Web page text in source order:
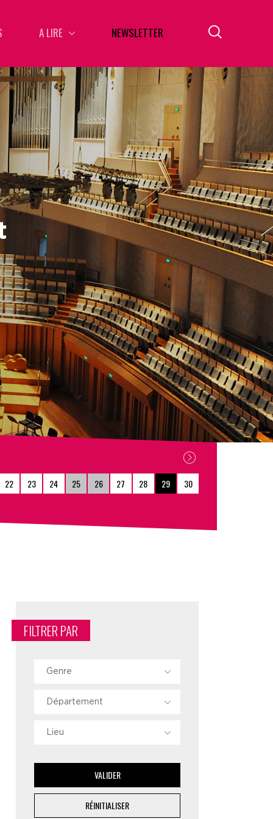
A LIRE NEWSLETTER
22 23 24 25 26 27 28 29 30
FILTRER PAR
Genre
Département
Lieu
VALIDER
RÉINITIALISER